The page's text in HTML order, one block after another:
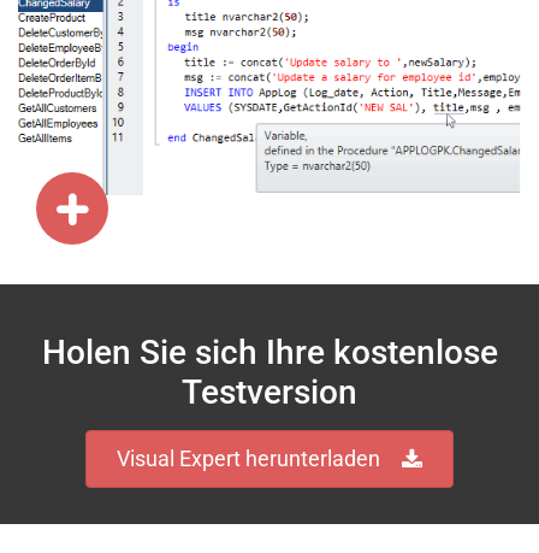
Holen Sie sich Ihre kostenlose
Testversion
Visual Expert herunterladen